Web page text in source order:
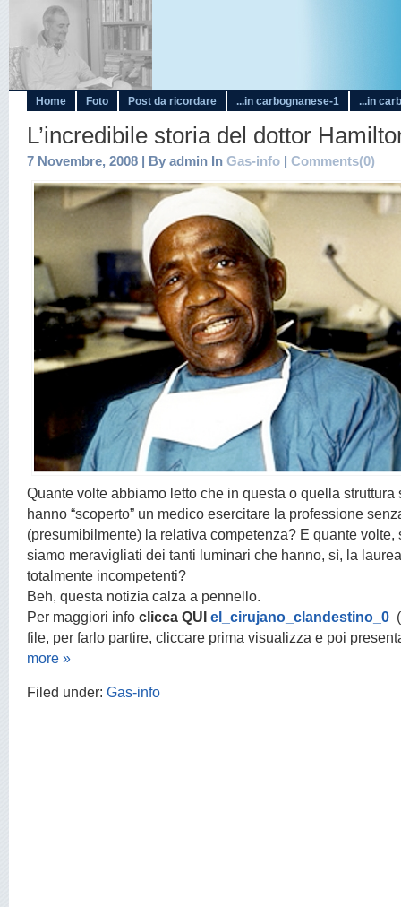
Home Foto Post da ricordare ...in carbognanese-1 ...in
L’incredibile storia del dottor
7 Novembre, 2008 | By admin In Gas-info | Comments(0)
Quante volte abbiamo letto che in questa o quella
hanno “scoperto” un medico esercitare la professione
(presumibilmente) la relativa competenza? E quante volte,
siamo meravigliati dei tanti luminari che hanno, sì, la
totalmente incompetenti?
Beh, questa notizia calza a pennello.
Per maggiori info clicca QUI el_cirujano_clandestino_0
file, per farlo partire, cliccare prima visualizza e poi
more »
Filed under: Gas-info